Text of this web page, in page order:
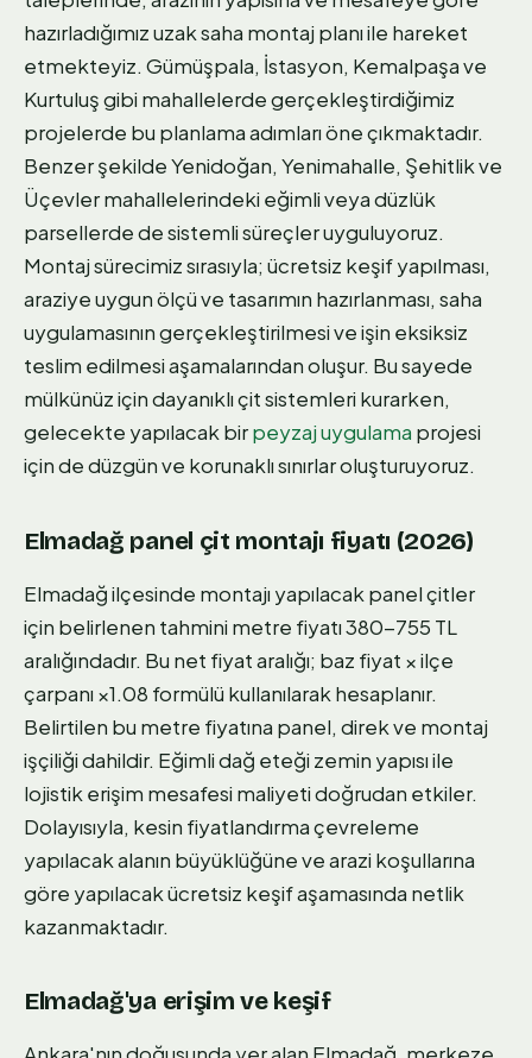
hazırladığımız uzak saha montaj planı ile hareket
etmekteyiz. Gümüşpala, İstasyon, Kemalpaşa ve
Kurtuluş gibi mahallelerde gerçekleştirdiğimiz
projelerde bu planlama adımları öne çıkmaktadır.
Benzer şekilde Yenidoğan, Yenimahalle, Şehitlik ve
Üçevler mahallelerindeki eğimli veya düzlük
parsellerde de sistemli süreçler uyguluyoruz.
Montaj sürecimiz sırasıyla; ücretsiz keşif yapılması,
araziye uygun ölçü ve tasarımın hazırlanması, saha
uygulamasının gerçekleştirilmesi ve işin eksiksiz
teslim edilmesi aşamalarından oluşur. Bu sayede
mülkünüz için dayanıklı çit sistemleri kurarken,
gelecekte yapılacak birpeyzaj uygulama projesi
için de düzgün ve korunaklı sınırlar oluşturuyoruz.
Elmadağ panel çit montajı fiyatı (2026)
Elmadağ ilçesinde montajı yapılacak panel çitler
için belirlenen tahmini metre fiyatı 380-755 TL
aralığındadır. Bu net fiyat aralığı; baz fiyat × ilçe
çarpanı ×1.08 formülü kullanılarak hesaplanır.
Belirtilen bu metre fiyatına panel, direk ve montaj
işçiliği dahildir. Eğimli dağ eteği zemin yapısı ile
lojistik erişim mesafesi maliyeti doğrudan etkiler.
Dolayısıyla, kesin fiyatlandırma çevreleme
yapılacak alanın büyüklüğüne ve arazi koşullarına
göre yapılacak ücretsiz keşif aşamasında netlik
kazanmaktadır.
Elmadağ'ya erişim ve keşif